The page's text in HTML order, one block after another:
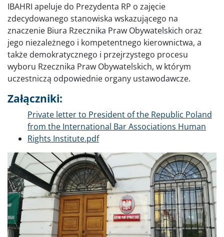
IBAHRI apeluje do Prezydenta RP o zajęcie
zdecydowanego stanowiska wskazującego na
znaczenie Biura Rzecznika Praw Obywatelskich oraz
jego niezależnego i kompetentnego kierownictwa, a
także demokratycznego i przejrzystego procesu
wyboru Rzecznika Praw Obywatelskich, w którym
uczestniczą odpowiednie organy ustawodawcze.
Załączniki:
Dokument
Private letter to President of the Republic Poland
from the International Bar Associations Human
Rights Institute.pdf